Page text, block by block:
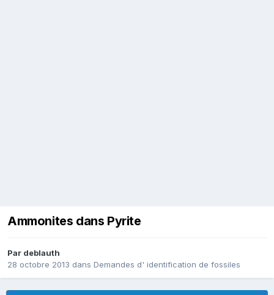
Ammonites dans Pyrite
Par deblauth
28 octobre 2013 dans Demandes d' identification de fossiles